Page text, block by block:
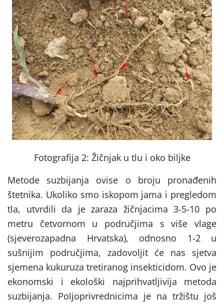
Fotografija 2: Žičnjak u tlu i oko biljke
Metode suzbijanja ovise o broju pronađenih
štetnika. Ukoliko smo iskopom jama i pregledom
tla, utvrdili da je zaraza žičnjacima 3-5-10 po
metru četvornom u područjima s više vlage
(sjeverozapadna Hrvatska), odnosno 1-2 u
sušnijim područjima, zadovoljit će nas sjetva
sjemena kukuruza tretiranog insekticidom. Ovo je
ekonomski i ekološki najprihvatljivija metoda
suzbijanja. Poljoprivrednicima je na tržištu još